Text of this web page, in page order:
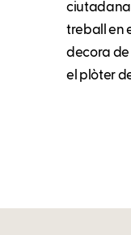
treball en
decora de
el plòter